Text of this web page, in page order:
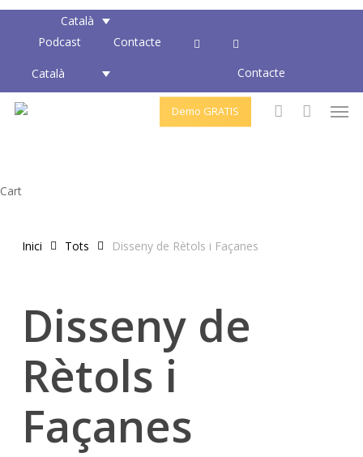
Skip
content
Català
Podcast
Contacte
Català Contacte
Demo GRATIS
CartClose
Inici Tots Disseny de Rètols i Façanes
Disseny de
Rètols i
Façanes